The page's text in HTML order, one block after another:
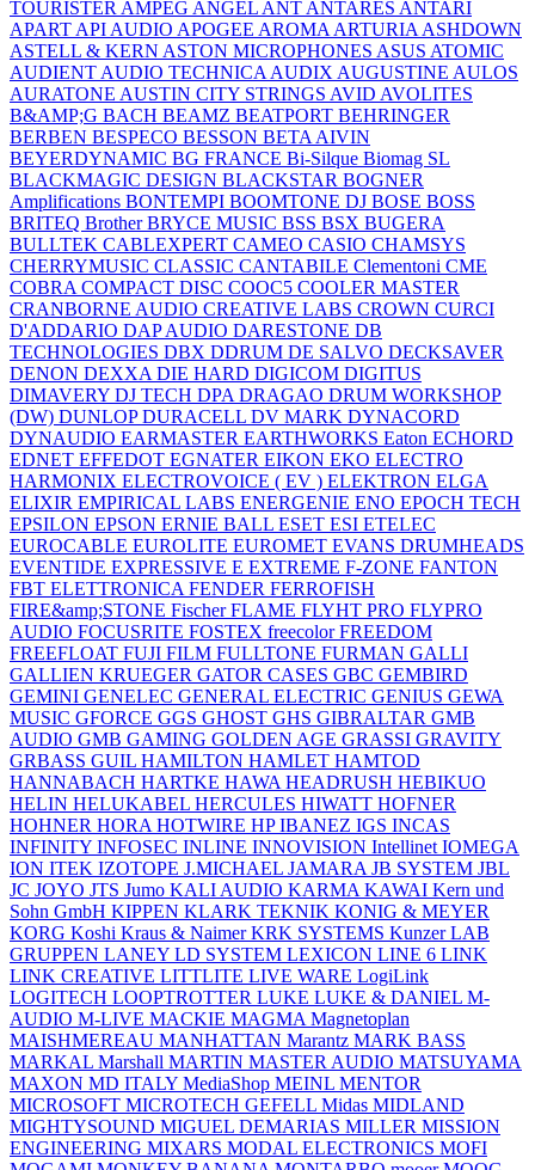
TOURISTER AMPEG ANGEL ANT ANTARES ANTARI
APART API AUDIO APOGEE AROMA ARTURIA ASHDOWN
ASTELL & KERN ASTON MICROPHONES ASUS ATOMIC
AUDIENT AUDIO TECHNICA AUDIX AUGUSTINE AULOS
AURATONE AUSTIN CITY STRINGS AVID AVOLITES
B&AMP;G BACH BEAMZ BEATPORT BEHRINGER
BERBEN BESPECO BESSON BETA AIVIN
BEYERDYNAMIC BG FRANCE Bi-Silque Biomag SL
BLACKMAGIC DESIGN BLACKSTAR BOGNER
Amplifications BONTEMPI BOOMTONE DJ BOSE BOSS
BRITEQ BrotherBRYCE MUSIC BSS BSX BUGERA
BULLTEK CABLEXPERT CAMEO CASIO CHAMSYS
CHERRYMUSIC CLASSIC CANTABILE Clementoni CME
COBRA COMPACT DISC COOC5 COOLER MASTER
CRANBORNE AUDIO CREATIVE LABS CROWN CURCI
D'ADDARIO DAP AUDIO DARESTONE DB
TECHNOLOGIES DBX DDRUM DE SALVO DECKSAVER
DENON DEXXA DIE HARD DIGICOM DIGITUS
DIMAVERY DJ TECH DPA DRAGAO DRUM WORKSHOP
(DW) DUNLOPDURACELL DV MARK DYNACORD
DYNAUDIO EARMASTER EARTHWORKS Eaton ECHORD
EDNET EFFEDOT EGNATER EIKON EKO ELECTRO
HARMONIX ELECTROVOICE ( EV ) ELEKTRON ELGA
ELIXIR EMPIRICAL LABS ENERGENIE ENO EPOCH TECH
EPSILON EPSON ERNIE BALL ESET ESI ETELEC
EUROCABLE EUROLITE EUROMET EVANS DRUMHEADS
EVENTIDE EXPRESSIVE E EXTREME F-ZONE FANTON
FBT ELETTRONICA FENDER FERROFISH
FIRE&amp;STONE FischerFLAME FLYHT PRO FLYPRO
AUDIO FOCUSRITE FOSTEX freecolorFREEDOM
FREEFLOAT FUJI FILM FULLTONE FURMAN GALLI
GALLIEN KRUEGER GATOR CASES GBC GEMBIRD
GEMINI GENELEC GENERAL ELECTRIC GENIUS GEWA
MUSIC GFORCE GGS GHOST GHS GIBRALTAR GMB
AUDIO GMB GAMING GOLDEN AGE GRASSI GRAVITY
GRBASS GUIL HAMILTON HAMLET HAMTOD
HANNABACH HARTKE HAWA HEADRUSH HEBIKUO
HELIN HELUKABEL HERCULES HIWATT HOFNER
HOHNER HORA HOTWIRE HPIBANEZ IGS INCAS
INFINITY INFOSEC INLINE INNOVISION Intellinet IOMEGA
ION ITEK IZOTOPE J.MICHAEL JAMARA JB SYSTEM JBL
JC JOYO JTS Jumo KALI AUDIO KARMA KAWAI Kern und
Sohn GmbH KIPPEN KLARK TEKNIK KONIG & MEYER
KORG Koshi Kraus & NaimerKRK SYSTEMS KunzerLAB
GRUPPEN LANEY LD SYSTEM LEXICON LINE 6 LINK
LINK CREATIVE LITTLITE LIVE WARE LogiLink
LOGITECH LOOPTROTTER LUKE LUKE & DANIEL M-
AUDIO M-LIVE MACKIE MAGMA Magnetoplan
MAISHMEREAU MANHATTAN Marantz MARK BASS
MARKAL Marshall MARTIN MASTER AUDIO MATSUYAMA
MAXON MD ITALY MediaShop MEINL MENTOR
MICROSOFT MICROTECH GEFELL Midas MIDLAND
MIGHTYSOUND MIGUEL DEMARIAS MILLER MISSION
ENGINEERING MIXARS MODAL ELECTRONICS MOFI